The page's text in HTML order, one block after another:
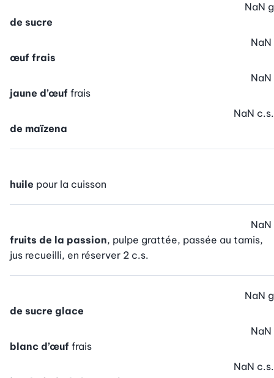
de sucre
NaN g
œuf frais
NaN
jaune d’œuf frais
NaN
de maïzena
NaN c.s.
huile pour la cuisson
fruits de la passion, pulpe grattée, passée au tamis,
jus recueilli, en réserver 2 c.s.
NaN
de sucre glace
NaN g
blanc d’œuf frais
NaN
NaN c.s.